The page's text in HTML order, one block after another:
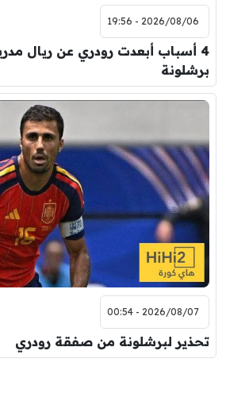
2026/08/06 - 19:56
4 أسباب أبعدت رودري عن ريال
برشلونة
2026/08/07 - 00:54
تحذير لبرشلونة من صفقة رودري